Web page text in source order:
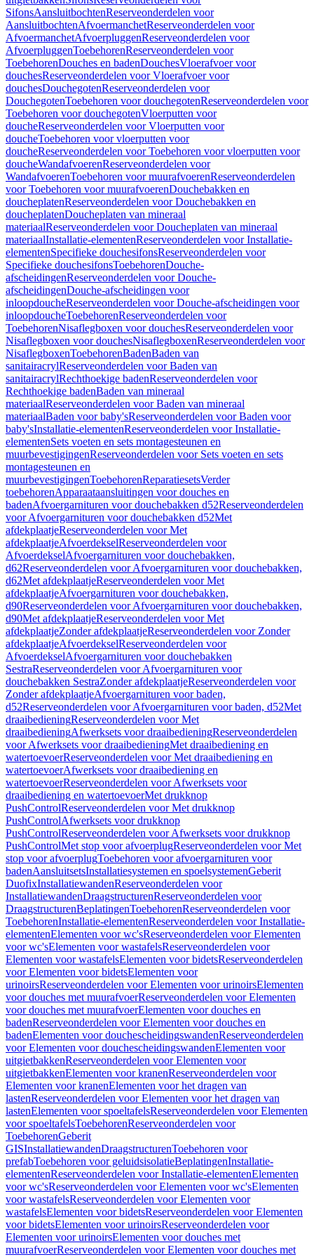
SifonsAansluitbochtenReserveonderdelen voor
AansluitbochtenAfvoermanchetReserveonderdelen voor
AfvoermanchetAfvoerpluggenReserveonderdelen voor
AfvoerpluggenToebehorenReserveonderdelen voor
ToebehorenDouches en badenDouchesVloerafvoer voor
douchesReserveonderdelen voor Vloerafvoer voor
douchesDouchegotenReserveonderdelen voor
DouchegotenToebehoren voor douchegotenReserveonderdelen voor
Toebehoren voor douchegotenVloerputten voor
doucheReserveonderdelen voor Vloerputten voor
doucheToebehoren voor vloerputten voor
doucheReserveonderdelen voor Toebehoren voor vloerputten voor
doucheWandafvoerenReserveonderdelen voor
WandafvoerenToebehoren voor muurafvoerenReserveonderdelen
voor Toebehoren voor muurafvoerenDouchebakken en
doucheplatenReserveonderdelen voor Douchebakken en
doucheplatenDoucheplaten van mineraal
materiaalReserveonderdelen voor Doucheplaten van mineraal
materiaalInstallatie-elementenReserveonderdelen voor Installatie-
elementenSpecifieke douchesifonsReserveonderdelen voor
Specifieke douchesifonsToebehorenDouche-
afscheidingenReserveonderdelen voor Douche-
afscheidingenDouche-afscheidingen voor
inloopdoucheReserveonderdelen voor Douche-afscheidingen voor
inloopdoucheToebehorenReserveonderdelen voor
ToebehorenNisaflegboxen voor douchesReserveonderdelen voor
Nisaflegboxen voor douchesNisaflegboxenReserveonderdelen voor
NisaflegboxenToebehorenBadenBaden van
sanitairacrylReserveonderdelen voor Baden van
sanitairacrylRechthoekige badenReserveonderdelen voor
Rechthoekige badenBaden van mineraal
materiaalReserveonderdelen voor Baden van mineraal
materiaalBaden voor baby'sReserveonderdelen voor Baden voor
baby'sInstallatie-elementenReserveonderdelen voor Installatie-
elementenSets voeten en sets montagesteunen en
muurbevestigingenReserveonderdelen voor Sets voeten en sets
montagesteunen en
muurbevestigingenToebehorenReparatiesetsVerder
toebehorenApparaataansluitingen voor douches en
badenAfvoergarnituren voor douchebakken d52Reserveonderdelen
voor Afvoergarnituren voor douchebakken d52Met
afdekplaatjeReserveonderdelen voor Met
afdekplaatjeAfvoerdekselReserveonderdelen voor
AfvoerdekselAfvoergarnituren voor douchebakken,
d62Reserveonderdelen voor Afvoergarnituren voor douchebakken,
d62Met afdekplaatjeReserveonderdelen voor Met
afdekplaatjeAfvoergarnituren voor douchebakken,
d90Reserveonderdelen voor Afvoergarnituren voor douchebakken,
d90Met afdekplaatjeReserveonderdelen voor Met
afdekplaatjeZonder afdekplaatjeReserveonderdelen voor Zonder
afdekplaatjeAfvoerdekselReserveonderdelen voor
AfvoerdekselAfvoergarnituren voor douchebakken
SestraReserveonderdelen voor Afvoergarnituren voor
douchebakken SestraZonder afdekplaatjeReserveonderdelen voor
Zonder afdekplaatjeAfvoergarnituren voor baden,
d52Reserveonderdelen voor Afvoergarnituren voor baden, d52Met
draaibedieningReserveonderdelen voor Met
draaibedieningAfwerksets voor draaibedieningReserveonderdelen
voor Afwerksets voor draaibedieningMet draaibediening en
watertoevoerReserveonderdelen voor Met draaibediening en
watertoevoerAfwerksets voor draaibediening en
watertoevoerReserveonderdelen voor Afwerksets voor
draaibediening en watertoevoerMet drukknop
PushControlReserveonderdelen voor Met drukknop
PushControlAfwerksets voor drukknop
PushControlReserveonderdelen voor Afwerksets voor drukknop
PushControlMet stop voor afvoerplugReserveonderdelen voor Met
stop voor afvoerplugToebehoren voor afvoergarnituren voor
badenAansluitsetsInstallatiesystemen en spoelsystemenGeberit
DuofixInstallatiewandenReserveonderdelen voor
InstallatiewandenDraagstructurenReserveonderdelen voor
DraagstructurenBeplatingenToebehorenReserveonderdelen voor
ToebehorenInstallatie-elementenReserveonderdelen voor Installatie-
elementenElementen voor wc'sReserveonderdelen voor Elementen
voor wc'sElementen voor wastafelsReserveonderdelen voor
Elementen voor wastafelsElementen voor bidetsReserveonderdelen
voor Elementen voor bidetsElementen voor
urinoirsReserveonderdelen voor Elementen voor urinoirsElementen
voor douches met muurafvoerReserveonderdelen voor Elementen
voor douches met muurafvoerElementen voor douches en
badenReserveonderdelen voor Elementen voor douches en
badenElementen voor douchescheidingswandenReserveonderdelen
voor Elementen voor douchescheidingswandenElementen voor
uitgietbakkenReserveonderdelen voor Elementen voor
uitgietbakkenElementen voor kranenReserveonderdelen voor
Elementen voor kranenElementen voor het dragen van
lastenReserveonderdelen voor Elementen voor het dragen van
lastenElementen voor spoeltafelsReserveonderdelen voor Elementen
voor spoeltafelsToebehorenReserveonderdelen voor
ToebehorenGeberit
GISInstallatiewandenDraagstructurenToebehoren voor
prefabToebehoren voor geluidsisolatieBeplatingenInstallatie-
elementenReserveonderdelen voor Installatie-elementenElementen
voor wc'sReserveonderdelen voor Elementen voor wc'sElementen
voor wastafelsReserveonderdelen voor Elementen voor
wastafelsElementen voor bidetsReserveonderdelen voor Elementen
voor bidetsElementen voor urinoirsReserveonderdelen voor
Elementen voor urinoirsElementen voor douches met
muurafvoerReserveonderdelen voor Elementen voor douches met